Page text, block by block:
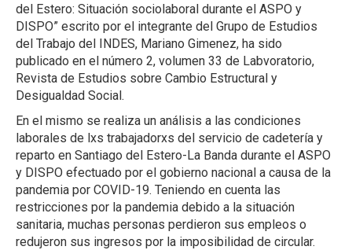
del Estero: Situación sociolaboral durante el ASPO y
DISPO” escrito por el integrante del Grupo de Estudios
del Trabajo del INDES, Mariano Gimenez, ha sido
publicado en el número 2, volumen 33 de Labvoratorio,
Revista de Estudios sobre Cambio Estructural y
Desigualdad Social.
En el mismo se realiza un análisis a las condiciones
laborales de lxs trabajadorxs del servicio de cadetería y
reparto en Santiago del Estero-La Banda durante el ASPO
y DISPO efectuado por el gobierno nacional a causa de la
pandemia por COVID-19. Teniendo en cuenta las
restricciones por la pandemia debido a la situación
sanitaria, muchas personas perdieron sus empleos o
redujeron sus ingresos por la imposibilidad de circular.